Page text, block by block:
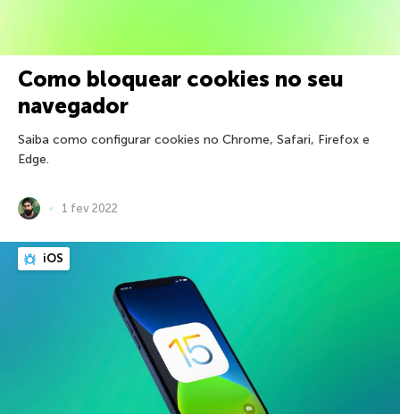
Como bloquear cookies no seu
navegador
Saiba como configurar cookies no Chrome, Safari, Firefox e
Edge.
1 fev 2022
iOS